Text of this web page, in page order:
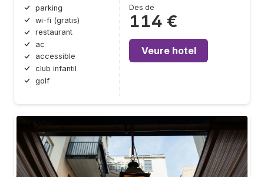
parking
wi-fi (gratis)
restaurant
ac
accessible
club infantil
golf
Des de
114 €
Veure hotel